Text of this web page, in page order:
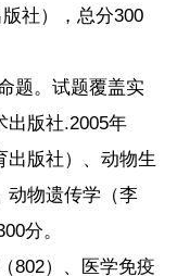
社），总分300
题。试题覆盖实
出版社.2005年
出版社）、动物生
动物遗传学（李
分。
）、医学免疫